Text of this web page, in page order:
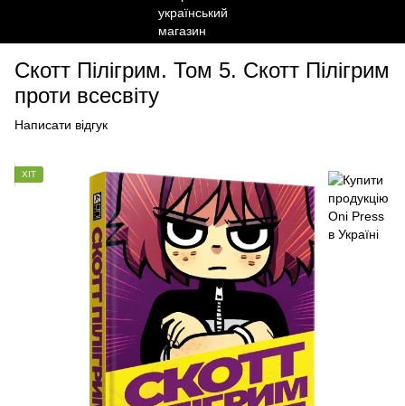
Скотт Пілігрим. Том 5. Скотт Пілігрим
проти всесвіту
Написати відгук
ХІТ